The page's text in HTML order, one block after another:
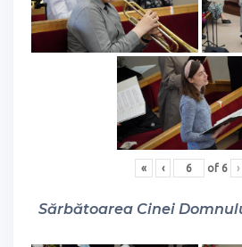
« ‹ of 6 ›
Sărbătoarea Cinei